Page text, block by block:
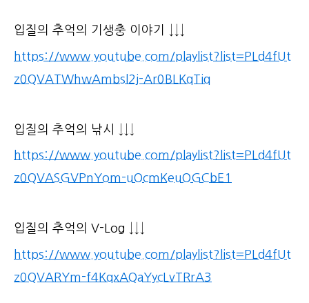
입질의 추억의 기생충 이야기 ↓↓↓
https://www.youtube.com/playlist?list=PLd4fUt
z0QVATWhwAmbsl2j-Ar0BLKqTiq
입질의 추억의 낚시 ↓↓↓
https://www.youtube.com/playlist?list=PLd4fUt
z0QVASGVPnYom-uOcmKeuOGCbE1
입질의 추억의 V-Log ↓↓↓
https://www.youtube.com/playlist?list=PLd4fUt
z0QVARYm-f4KqxAQaYycLvTRrA3